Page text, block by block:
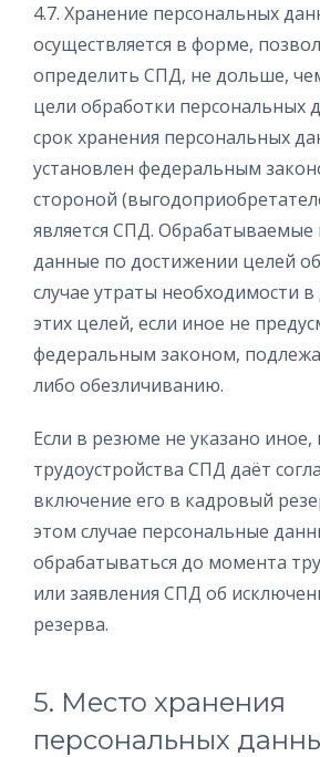
4.7. Хранение персональных
осуществляется в форме,
определить СПД, не дольше,
цели обработки персональных
срок хранения персональных
установлен федеральным
стороной
является СПД. Обрабатываемые
данные по достижении целей
случае утраты необходимости
этих целей, если иное не
федеральным законом,
либо обезличиванию.
Если в резюме не указано иное,
трудоустройства СПД даёт
включение его в кадровый
этом случае персональные
обрабатываться до момента
или заявления СПД об
резерва.
5. Место хранения
персональных